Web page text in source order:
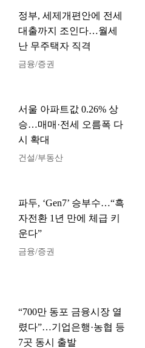
정부, 세제개편안에 전세
대출까지 조인다…월세
난 무주택자 직격
금융/증권
서울 아파트값 0.26% 상
승…매매·전세 오름폭 다
시 확대
건설/부동산
파두, ‘Gen7’ 승부수…“흑
자전환 1년 만에 체급 키
운다”
금융/증권
“700만 동포 금융시장 열
렸다”…기업은행·농협 등
7곳 동시 출발